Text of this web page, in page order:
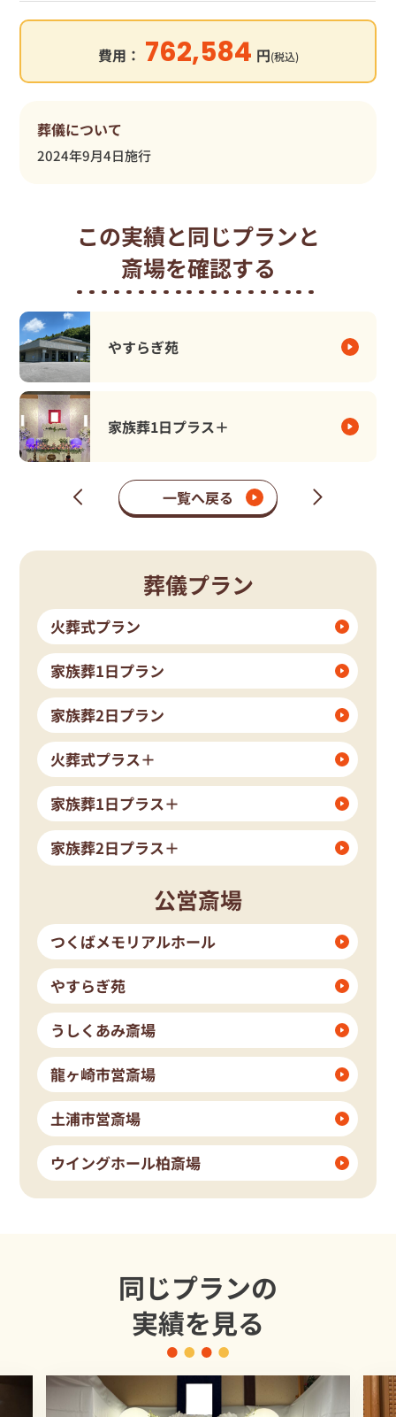
費用： 762,584 円(税込)
葬儀について
2024年9月4日施行
この実績と同じプランと
斎場を確認する
やすらぎ苑
家族葬1日プラス＋
ー
一覧へ戻る
前
ー
葬儀プラン
火葬式プラン
家族葬1日プラン
家族葬2日プラン
火葬式プラス＋
家族葬1日プラス＋
家族葬2日プラス＋
公営斎場
つくばメモリアルホール
やすらぎ苑
うしくあみ斎場
龍ヶ崎市営斎場
土浦市営斎場
ウイングホール柏斎場
同じプランの
実績を見る